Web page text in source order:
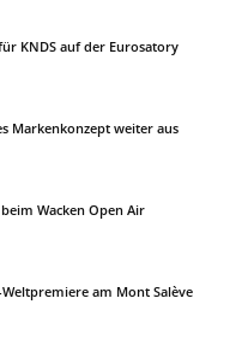
KNDS auf der Eurosatory
Markenkonzept weiter aus
Wacken Open Air
am Mont Salève